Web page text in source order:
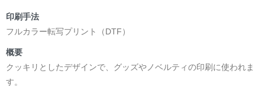
印刷手法
フルカラー転写プリント（DTF）
概要
クッキリとしたデザインで、グッズやノベルティの印刷に使われま
す。